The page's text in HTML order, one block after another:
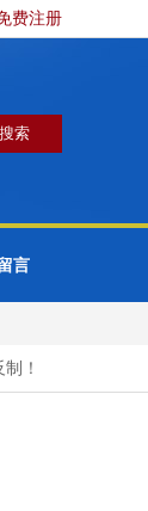
费注册
言